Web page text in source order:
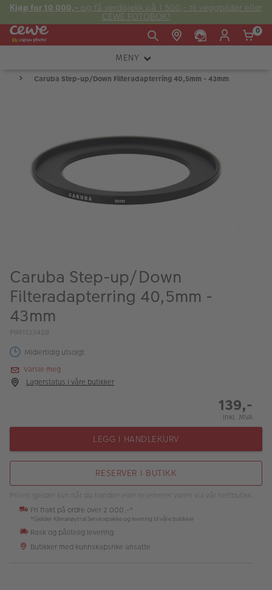
Kjøp for 10 000,- og få verdisjekk på 1 500,- til veggbilder eller
CEWE FOTOBOK!
Fre:
20:00
Søndag: 20:00
E-post:
kundeservice@japanphoto.no
0
MENY
KAMERA
LYS OG STUDIO
INSTANTFOTO
ALBUM
Kampanjer
Merker
Lagersalg
Bildeprodukter
Butikkoversikt
Caruba Step-up/Down Filteradapterring 40,5mm - 43mm
Caruba Step-up/Down
Filteradapterring 40,5mm -
43mm
PIM1133428
Midlertidig utsolgt
Varsle meg
Lagerstatus i våre butikker
139,-
Inkl. MVA
LEGG I HANDLEKURV
RESERVER I BUTIKK
Prisen gjelder kun når du handler eller reserverer varen via vår nettbutikk.
Fri frakt på ordre over 2 000,-*
*Gjelder Klimanøytral Servicepakke og levering til våre butikker
Rask og pålitelig levering
Butikker med kunnskapsrike ansatte